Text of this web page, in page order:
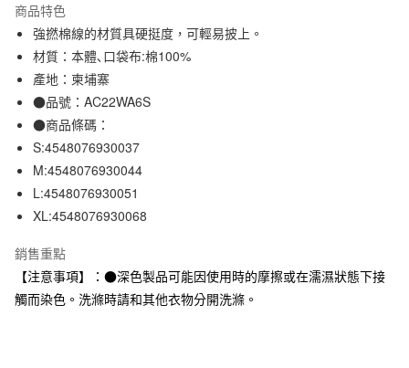
信用卡分期付款
3 期 0 利率 每期NT$264
合作金庫商業銀行
華南商業銀行
上海商業儲蓄銀行
臺灣中小企業銀行
匯豐（台灣）商業銀行
聯邦商業銀行
元大商業銀行
台新國際商業銀行
台灣樂天信用卡公司
超商取貨付款
LINE Pay
Apple Pay
街口支付
悠遊付
運送方式
全家取貨付款
商品特色
強撚棉線的材質具硬挺度，可輕易披上。
材質：本體､口袋布:棉100%
產地：柬埔寨
●品號：AC22WA6S
●商品條碼：
S:4548076930037
M:4548076930044
L:4548076930051
XL:4548076930068
銷售重點
【注意事項】：●深色製品可能因使用時的摩擦或在濡濕狀態下接
觸而染色。洗滌時請和其他衣物分開洗滌。